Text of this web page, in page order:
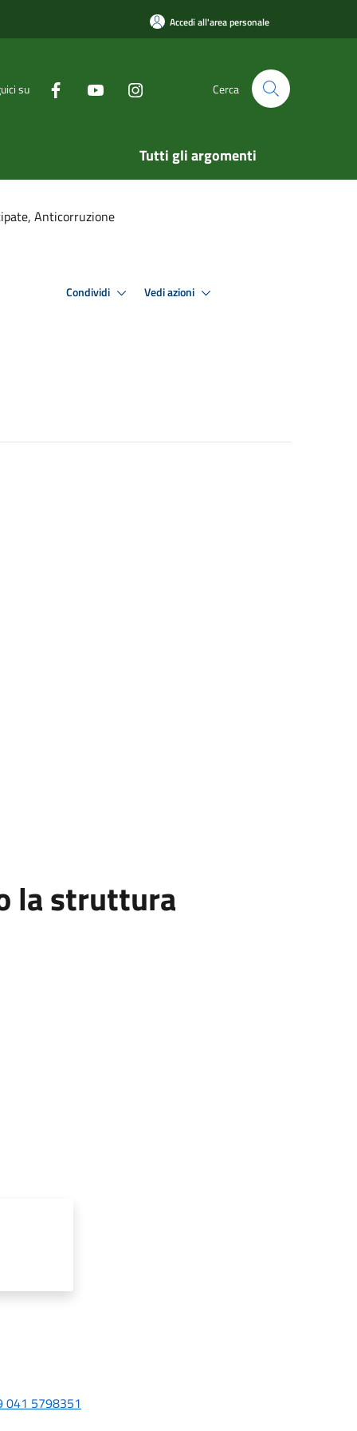
Accedi all'area personale
su Cerca
Tutti gli argomenti
Anticorruzione
Condividi Vedi azioni
la struttura
041 5798351